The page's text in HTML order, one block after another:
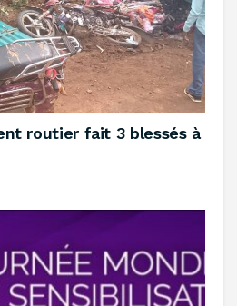
routier fait 3 blessés à